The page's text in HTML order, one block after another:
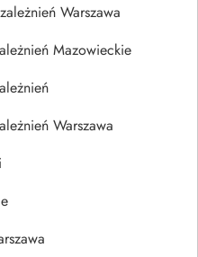
Warszawa
Mazowieckie
Warszawa